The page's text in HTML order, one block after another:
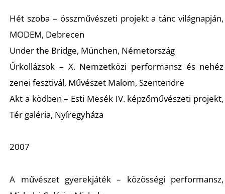
Hét szoba – összművészeti projekt a tánc világnapján,
MODEM, Debrecen
Under the Bridge, München, Németország
Űrkollázsok – X. Nemzetközi performansz és nehéz
zenei fesztivál, Művészet Malom, Szentendre
Akt a ködben – Esti Mesék IV. képzőművészeti projekt,
Tér galéria, Nyíregyháza
2007
A művészet gyerekjáték – közösségi performansz,